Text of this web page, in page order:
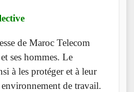
de Maroc Telecom
ses hommes. Le
à les protéger et à leur
de travail.